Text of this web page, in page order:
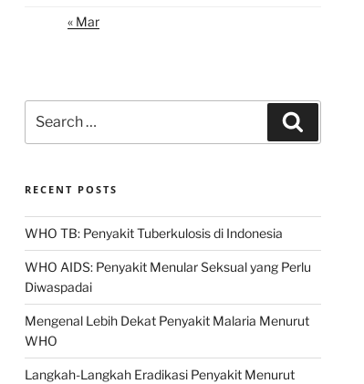
« Mar
for:
RECENT POSTS
WHO TB: Penyakit Tuberkulosis di Indonesia
WHO AIDS: Penyakit Menular Seksual yang Perlu
Diwaspadai
Mengenal Lebih Dekat Penyakit Malaria Menurut
WHO
Langkah-Langkah Eradikasi Penyakit Menurut